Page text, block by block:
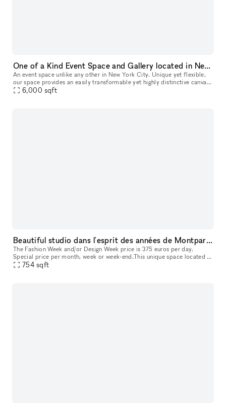
One of a Kind Event Space and Gallery located in New York City's Historic West Village
An event space unlike any other in New York City. Unique yet flexible,
our space provides an easily transformable yet highly distinctive canvas
for any event. Our space has 3 distinct venues, a 10
6,000 sqft
Beautiful studio dans l'esprit des années de Montparnasse
The Fashion Week and/or Design Week price is 375 euros per day.
Special price per month, week or week-end.This unique space located in
Paris is perfectly suited for art exhibitions, providing a versa
754 sqft